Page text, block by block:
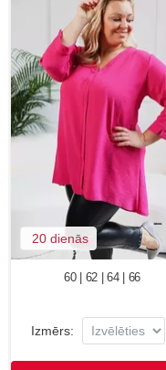
20 dienās
60 | 62 | 64 | 66
Izmērs: